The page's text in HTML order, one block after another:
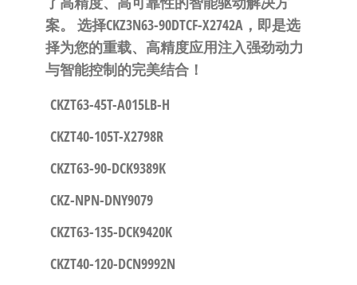
案。 选择CKZ3N63-90DTCF-X2742A，即是选
择为您的重载、高精度应用注入强劲动力
与智能控制的完美结合！
CKZT63-45T-A015LB-H
CKZT40-105T-X2798R
CKZT63-90-DCK9389K
CKZ-NPN-DNY9079
CKZT63-135-DCK9420K
CKZT40-120-DCN9992N